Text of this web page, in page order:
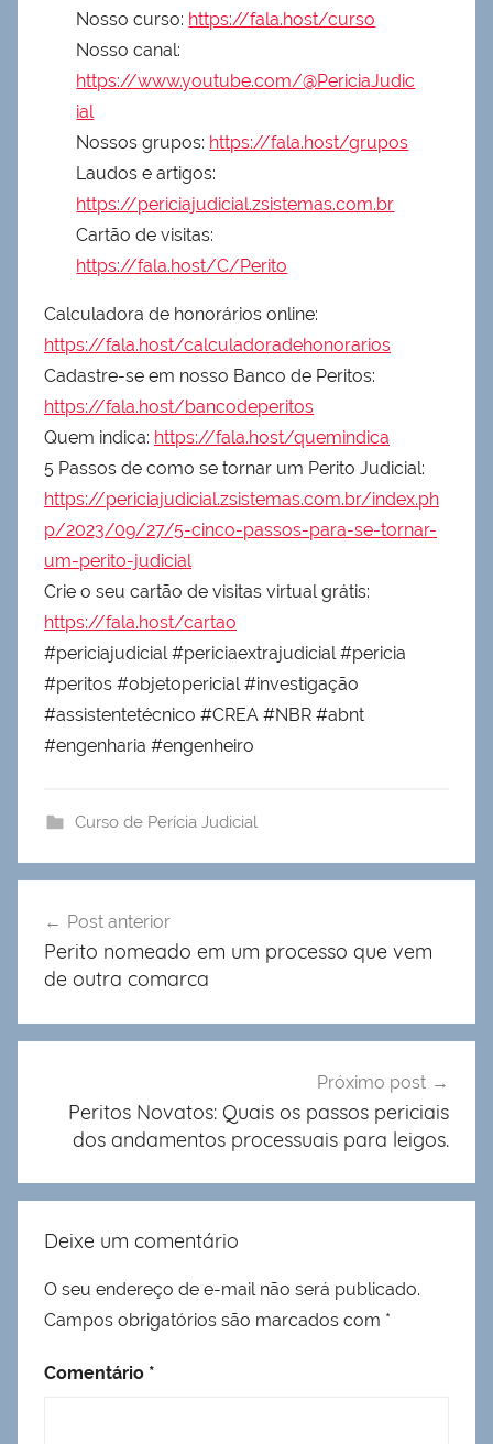
Nosso curso: https://fala.host/curso
Nosso canal:
https://www.youtube.com/@PericiaJudic
ial
Nossos grupos: https://fala.host/grupos
Laudos e artigos:
https://periciajudicial.zsistemas.com.br
Cartão de visitas:
https://fala.host/C/Perito
Calculadora de honorários online:
https://fala.host/calculadoradehonorarios
Cadastre-se em nosso Banco de Peritos:
https://fala.host/bancodeperitos
Quem indica: https://fala.host/quemindica
5 Passos de como se tornar um Perito Judicial:
https://periciajudicial.zsistemas.com.br/index.ph
p/2023/09/27/5-cinco-passos-para-se-tornar-
um-perito-judicial
Crie o seu cartão de visitas virtual grátis:
https://fala.host/cartao
#periciajudicial #periciaextrajudicial #pericia
#peritos #objetopericial #investigação
#assistentetécnico #CREA #NBR #abnt
#engenharia #engenheiro
Curso de Perícia Judicial
de
Post
Post anterior
Perito nomeado em um processo que vem
de outra comarca
Próximo post
Peritos Novatos: Quais os passos periciais
dos andamentos processuais para leigos.
Deixe um comentário
O seu endereço de e-mail não será publicado.
Campos obrigatórios são marcados com *
Comentário *